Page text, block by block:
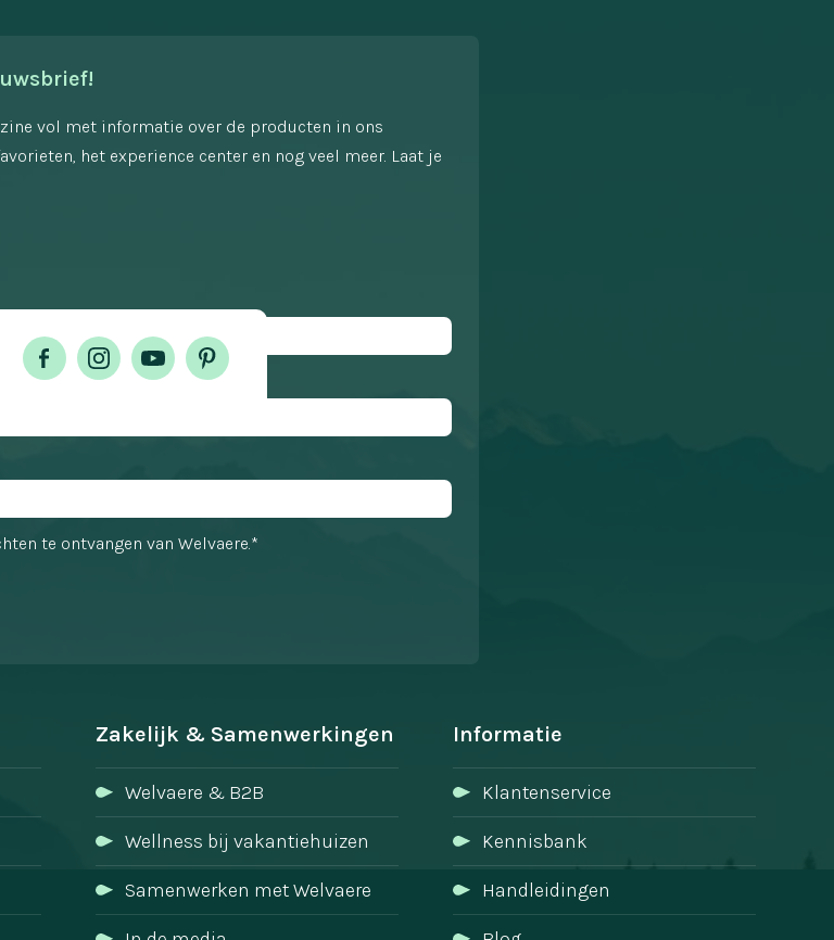
vol met informatie over de producten in ons
het experience center en nog veel meer. Laat je
te ontvangen van Welvaere.*
Zakelijk & Samenwerkingen
Welvaere & B2B
Wellness bij vakantiehuizen
Samenwerken met Welvaere
Informatie
Klantenservice
Kennisbank
Handleidingen